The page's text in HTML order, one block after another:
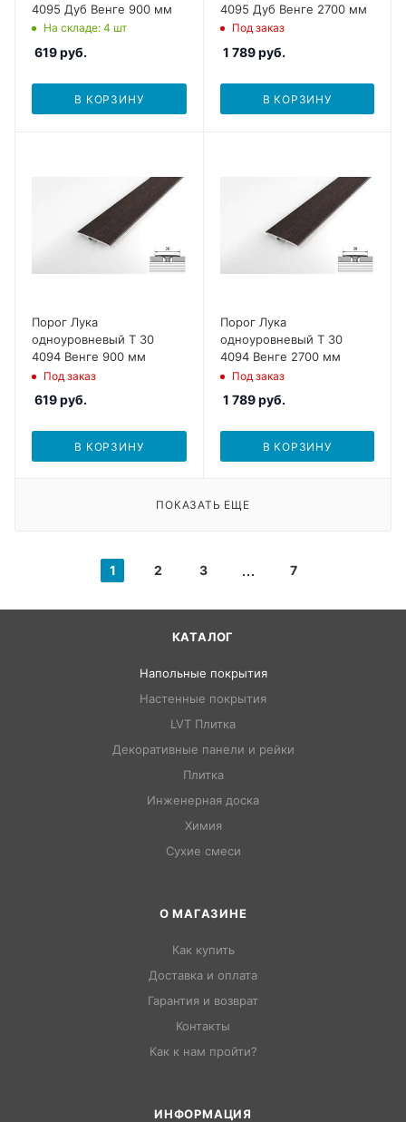
4095 Дуб Венге 900 мм
На складе: 4 шт
619руб.
В КОРЗИНУ
4095 Дуб Венге 2700 мм
Под заказ
1 789руб.
В КОРЗИНУ
Порог Лука
одноуровневый Т 30
4094 Венге 900 мм
Под заказ
619руб.
В КОРЗИНУ
Порог Лука
одноуровневый Т 30
4094 Венге 2700 мм
Под заказ
1 789руб.
В КОРЗИНУ
ПОКАЗАТЬ ЕЩЕ
1 2 3 7
КАТАЛОГ
Напольные покрытия
Настенные покрытия
LVT Плитка
Декоративные панели и рейки
Плитка
Инженерная доска
Химия
Сухие смеси
О МАГАЗИНЕ
Как купить
Доставка и оплата
Гарантия и возврат
Контакты
Как к нам пройти?
ИНФОРМАЦИЯ